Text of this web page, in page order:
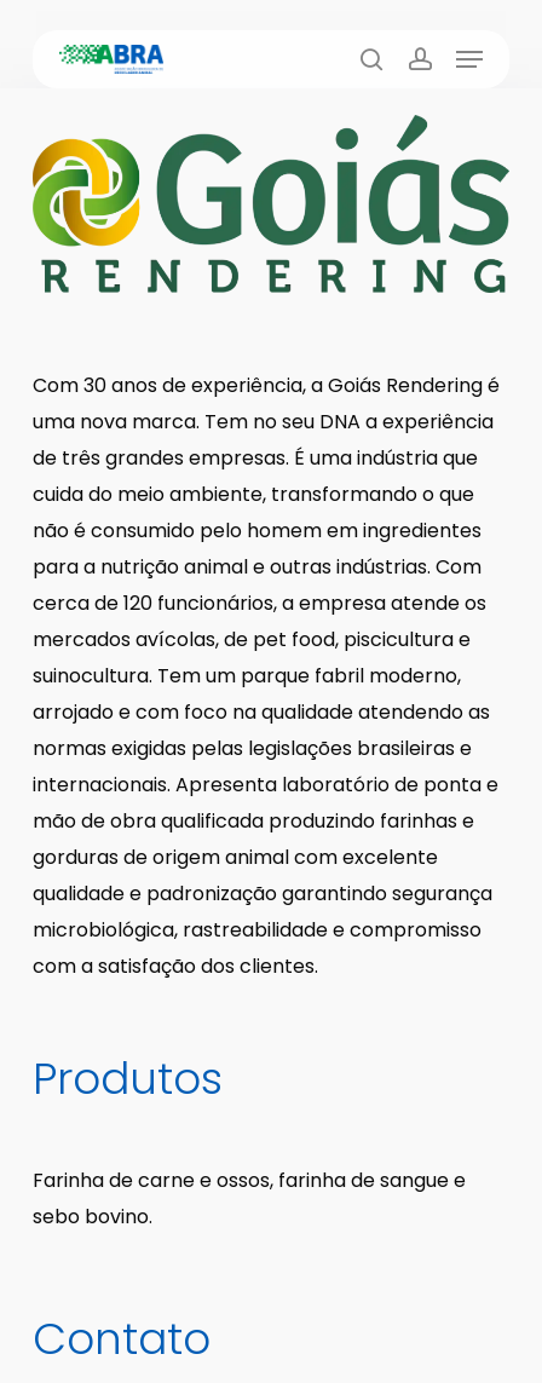
Menu
Com 30 anos de experiência, a Goiás Rendering é
uma nova marca. Tem no seu DNA a experiência
de três grandes empresas. É uma indústria que
cuida do meio ambiente, transformando o que
não é consumido pelo homem em ingredientes
para a nutrição animal e outras indústrias. Com
cerca de 120 funcionários, a empresa atende os
mercados avícolas, de pet food, piscicultura e
suinocultura. Tem um parque fabril moderno,
arrojado e com foco na qualidade atendendo as
normas exigidas pelas legislações brasileiras e
internacionais. Apresenta laboratório de ponta e
mão de obra qualificada produzindo farinhas e
gorduras de origem animal com excelente
qualidade e padronização garantindo segurança
microbiológica, rastreabilidade e compromisso
com a satisfação dos clientes.
Produtos
Farinha de carne e ossos, farinha de sangue e
sebo bovino.
Contato